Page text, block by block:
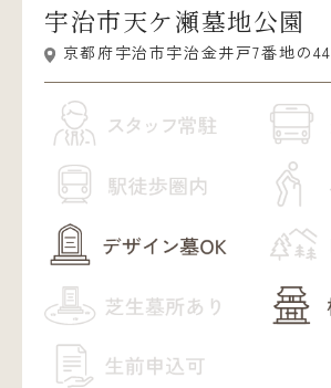
宇治市天ケ瀬墓地公園
京都府宇治市宇治金井戸7番地の44